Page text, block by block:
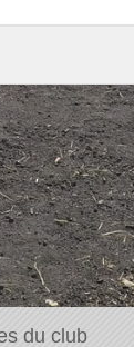
du club